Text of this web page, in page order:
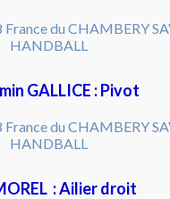
GALLICE : Pivot
: Ailier droit